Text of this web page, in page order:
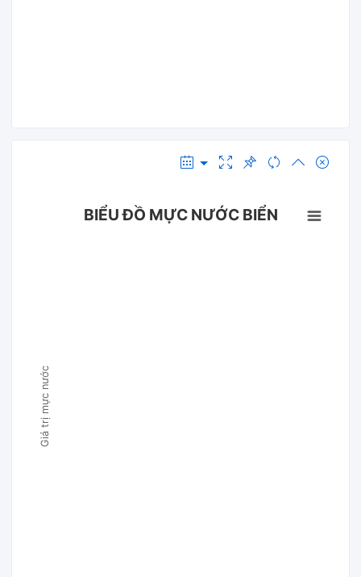
Giá trị mực nước
BIỂU ĐỒ MỰC NƯỚC BIỂN